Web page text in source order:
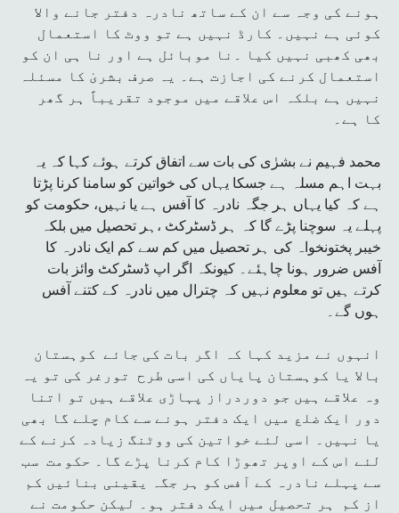
ہونے کی وجہ سے ان کے ساتھ نادرہ دفتر جانے والا
کوئی ہے نہیں۔ کارڈ نہیں ہے تو ووٹ کا استعمال
بھی کھبی نہیں کیا ۔نا موبائل ہے اور نا ہی ان کو
استعمال کرنے کی اجازت ہے۔ یہ صرف بشریٰ کا مسئلہ
نہیں ہے بلکہ اس علاقے میں موجود تقریباً ہر گھر
کا ہے۔
محمد فہیم نے بشرٰی کی بات سے اتفاق کرتے ہوئے کہا کہ یہ
بہت اہم مسلہ ہے جسکا یہاں کی خواتین کو سامنا کرنا پڑتا
ہے کہ کیا یہاں ہر جگہ نادرہ کا آفس ہے یا نہیں، حکومت کو
پہلے یہ سوچنا پڑے گا کہ ہر ڈسٹرکٹ ،ہر تحصیل میں بلکہ
خیبر پختونخواہ کی ہر تحصیل میں کم سے کم ایک نادرہ کا
آفس ضرور ہونا چاہئے۔ کیونکہ اگر اپ ڈسٹرکٹ وائز بات
کرتے ہیں تو معلوم نہیں کہ چترال میں نادرہ کے کتنے آفس
ہوں گے۔
انہوں نے مزید کہا کہ اگر بات کی جائے کوہستان
بالا یا کوہستان پایاں کی اسی طرح تورغر کی تو یہ
وہ علاقے ہیں جو دوردراز پہاڑی علاقے ہیں تو اتنا
دور ایک ضلع میں ایک دفتر ہونے سے کام چلے گا بھی
یا نہیں۔ اسی لئے خواتین کی ووٹنگ زیادہ کرنے کے
لئے اس کے اوپر تھوڑا کام کرنا پڑے گا۔ حکومت سب
سے پہلے نادرہ کے آفس کو ہر جگہ یقینی بنائیں کم
از کم ہر تحصیل میں ایک دفتر ہو۔ لیکن حکومت نے